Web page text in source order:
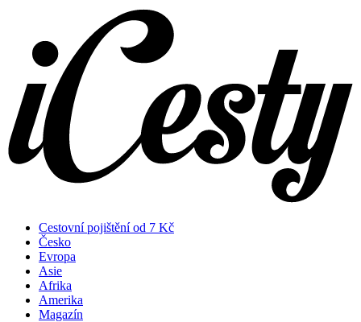
Cestovní pojištění od 7 Kč
Česko
Evropa
Asie
Afrika
Amerika
Magazín